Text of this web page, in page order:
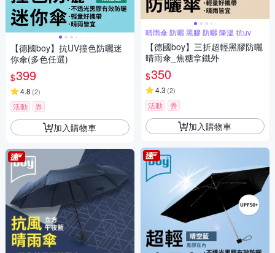
【德國boy】抗UV撞色防曬迷
你傘(多色任選)
$399
4.8 (2)
活動 券
加入購物車
晴雨傘 防曬 黑膠 防曬 降溫 抗uv
【德國boy】三折超輕黑膠防曬
晴雨傘_焦糖拿鐵外
$350
4.3 (2)
活動 券
加入購物車